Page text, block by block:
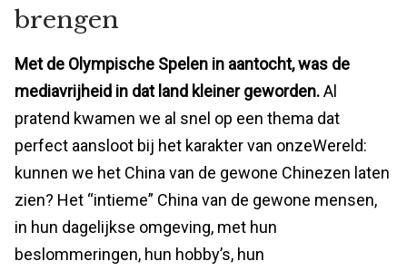
brengen
Met de Olympische Spelen in aantocht, was de
mediavrijheid in dat land kleiner geworden.Al
pratend kwamen we al snel op een thema dat
perfect aansloot bij het karakter van onzeWereld:
kunnen we het China van de gewone Chinezen laten
zien? Het “intieme” China van de gewone mensen,
in hun dagelijkse omgeving, met hun
beslommeringen, hun hobby’s, hun